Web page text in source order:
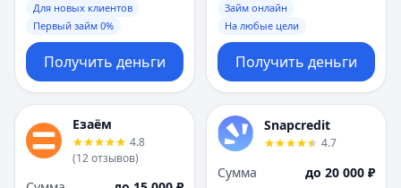
Для новых клиентов
Первый займ 0%
Получить деньги
Займ онлайн
На любые цели
Получить деньги
Езаём
4.8
(12отзывов)
Snapcredit
4.7
Сумма
до 20 000 ₽